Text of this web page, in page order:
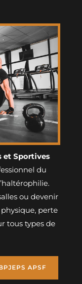
et Sportives
du
ou devenir
perte
tous types de
APSF